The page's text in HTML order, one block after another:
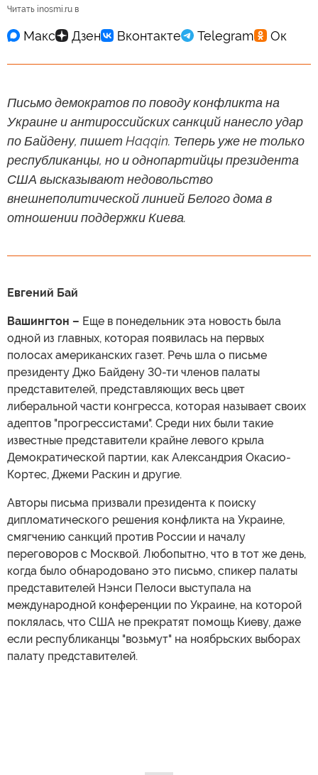
Читать inosmi.ru в
Письмо демократов по поводу конфликта на
Украине и антироссийских санкций нанесло удар
по Байдену, пишет Haqqin. Теперь уже не только
республиканцы, но и однопартийцы президента
США высказывают недовольство
внешнеполитической линией Белого дома в
отношении поддержки Киева.
Евгений Бай
Вашингтон – Еще в понедельник эта новость была
одной из главных, которая появилась на первых
полосах американских газет. Речь шла о письме
президенту Джо Байдену 30-ти членов палаты
представителей, представляющих весь цвет
либеральной части конгресса, которая называет своих
адептов "прогрессистами". Среди них были такие
известные представители крайне левого крыла
Демократической партии, как Александрия Окасио-
Кортес, Джеми Раскин и другие.
Авторы письма призвали президента к поиску
дипломатического решения конфликта на Украине,
смягчению санкций против России и началу
переговоров с Москвой. Любопытно, что в тот же день,
когда было обнародовано это письмо, спикер палаты
представителей Нэнси Пелоси выступала на
международной конференции по Украине, на которой
поклялась, что США не прекратят помощь Киеву, даже
если республиканцы "возьмут" на ноябрьских выборах
палату представителей.